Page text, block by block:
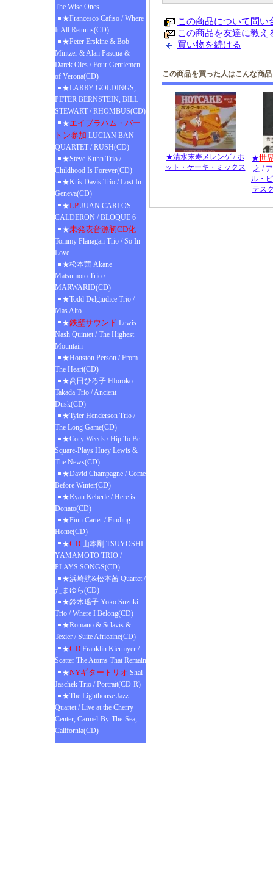
The Wise Ones
★Francesco Cafiso / Where
It All Returns(CD)
★Peter Erskine & Bob
Mintzer & Alan Pasqua &
Darek Oles / Four Gentlemen
of Verona(CD)
★LARRY GOLDINGS,
PETER BERNSTEIN, BILL
STEWART / RHOMBUS(CD)
★エイブラハム・バー
トン参加 LUCIAN BAN
QUARTET / RUSH(CD)
★Steve Kuhn Trio /
Childhood Is Forever(CD)
★Kris Davis Trio / Lost In
Geneva(CD)
★LP JUAN CARLOS
CALDERON / BLOQUE 6
★未発表音源初CD化
Tommy Flanagan Trio / So In
Love
★松本茜 Akane
Matsumoto Trio /
MARWARID(CD)
★Todd Delgiudice Trio /
Mas Alto
★鉄壁サウンド Lewis
Nash Quintet / The Highest
Mountain
★Houston Person / From
The Heart(CD)
★高田ひろ子 HIoroko
Takada Trio / Ancient
Dusk(CD)
★Tyler Henderson Trio /
The Long Game(CD)
★Cory Weeds / Hip To Be
Square-Plays Huey Lewis &
The News(CD)
★David Champagne / Come
Before Winter(CD)
★Ryan Keberle / Here is
Donato(CD)
★Finn Carter / Finding
Home(CD)
★CD 山本剛 TSUYOSHI
YAMAMOTO TRIO /
PLAYS SONGS(CD)
★浜崎航&松本茜 Quartet /
たまゆら(CD)
★鈴木瑶子 Yoko Suzuki
Trio / Where I Belong(CD)
★Romano & Sclavis &
Texier / Suite Africaine(CD)
★CD Franklin Kiermyer /
Scatter The Atoms That Remain
★NYギタートリオ Shai
Jaschek Trio / Portrait(CD-R)
★The Lighthouse Jazz
Quartet / Live at the Cherry
Center, Carmel-By-The-Sea,
California(CD)
この商品について問い
この商品を友達に教え
買い物を続ける
この商品を買った人はこんな商
★清水末寿メレンゲ / ホ
ット・ケーキ・ミックス
★世
之 /
ル・
テス